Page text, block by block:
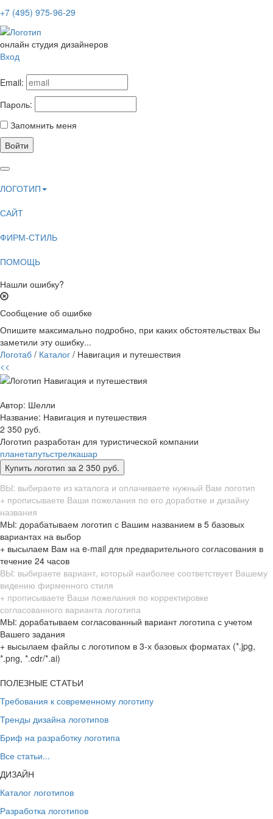
+7 (495) 975-96-29
онлайн студия дизайнеров
Вход
Email:
Пароль:
Запомнить меня
Войти
ЛОГОТИП
САЙТ
ФИРМ-СТИЛЬ
ПОМОЩЬ
Нашли ошибку?
Сообщение об ошибке
Опишите максимально подробно, при каких обстоятельствах Вы
заметили эту ошибку...
Логотаб / Каталог / Навигация и путешествия
<<
Автор: Шелли
Название: Навигация и путешествия
2 350 руб.
Логотип разработан для туристической компании
планетапутьстрелкашар
ВЫ: выбираете из каталога и оплачиваете нужный Вам логотип
+ прописываете Ваши пожелания по его доработке и дизайну
названия
МЫ: дорабатываем логотип с Вашим названием в 5 базовых
вариантах на выбор
+ высылаем Вам на e-mail для предварительного согласования в
течение 24 часов
ВЫ: выбираете вариант, который наиболее соответствует Вашему
видению фирменного стиля
+ прописываете Ваши пожелания по корректировке
согласованного варианта логотипа
МЫ: дорабатываем согласованный вариант логотипа с учетом
Вашего задания
+ высылаем файлы с логотипом в 3-х базовых форматах (*.jpg,
*.png, *.cdr/*.ai)
ПОЛЕЗНЫЕ СТАТЬИ
Требования к современному логотипу
Тренды дизайна логотипов
Бриф на разработку логотипа
Все статьи...
ДИЗАЙН
Каталог логотипов
Разработка логотипов